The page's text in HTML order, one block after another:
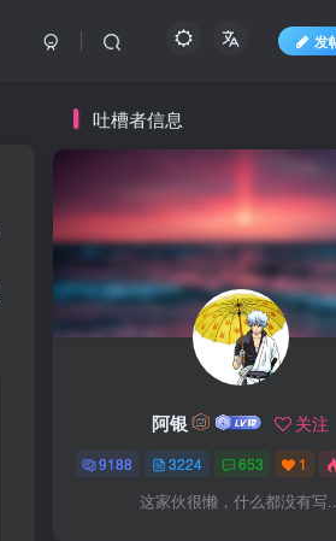
发
吐槽者信息
阿银 关注
9188 3224 653 1
这家伙很懒，什么都没有写